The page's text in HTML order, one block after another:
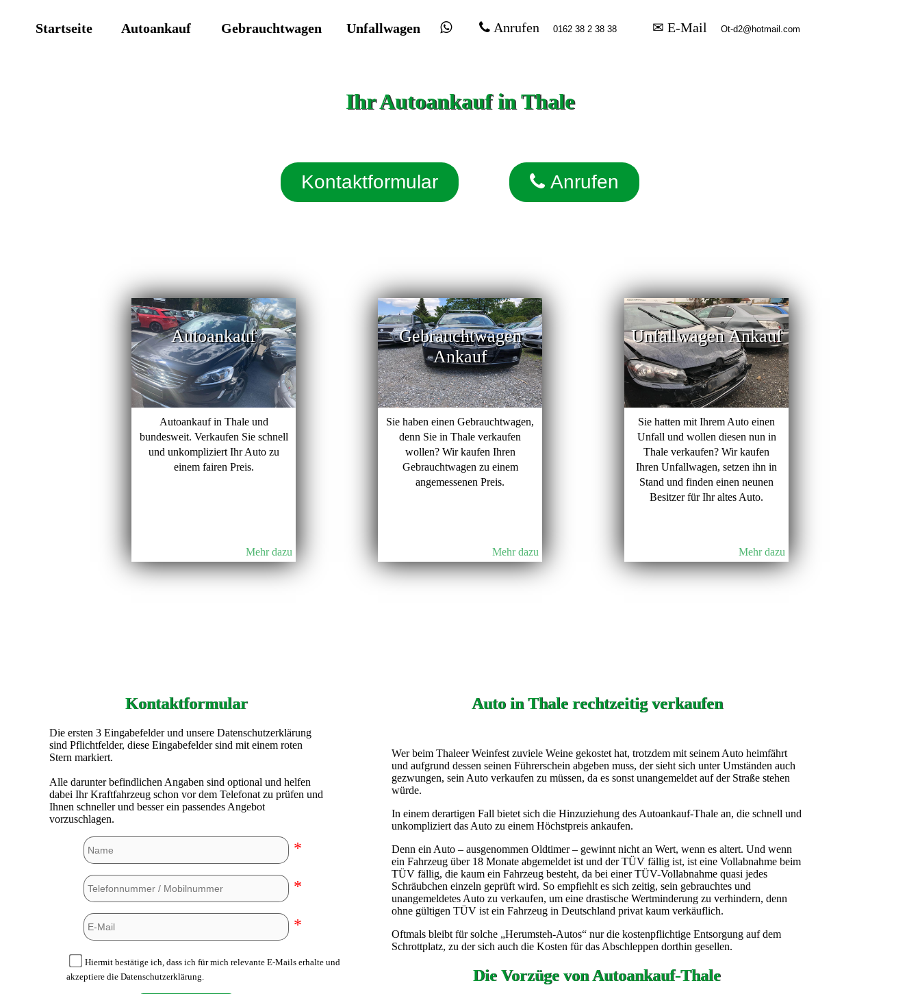
Startseite Autoankauf Gebrauchtwagen Unfallwagen Anrufen ✉ E-Mail
Ihr Autoankauf in Thale
Kontaktformular Anrufen
Autoankauf
Autoankauf in Thale und
bundesweit. Verkaufen Sie schnell
und unkompliziert Ihr Auto zu
einem fairen Preis.
Mehr dazu
Gebrauchtwagen
Ankauf
Sie haben einen Gebrauchtwagen,
denn Sie in Thale verkaufen
wollen? Wir kaufen Ihren
Gebrauchtwagen zu einem
angemessenen Preis.
Mehr dazu
Unfallwagen Ankauf
Sie hatten mit Ihrem Auto einen
Unfall und wollen diesen nun in
Thale verkaufen? Wir kaufen
Ihren Unfallwagen, setzen ihn in
Stand und finden einen neunen
Besitzer für Ihr altes Auto.
Mehr dazu
Kontaktformular
Die ersten 3 Eingabefelder und unsere Datenschutzerklärung
sind Pflichtfelder, diese Eingabefelder sind mit einem roten
Stern markiert.
Alle darunter befindlichen Angaben sind optional und helfen
dabei Ihr Kraftfahrzeug schon vor dem Telefonat zu prüfen und
Ihnen schneller und besser ein passendes Angebot
vorzuschlagen.
*
*
*
Hiermit bestätige ich, dass ich für mich relevante E-Mails erhalte und
akzeptiere die Datenschutzerklärung.
Auto in Thale rechtzeitig verkaufen
Wer beim Thaleer Weinfest zuviele Weine gekostet hat, trotzdem mit seinem Auto heimfährt
und aufgrund dessen seinen Führerschein abgeben muss, der sieht sich unter Umständen auch
gezwungen, sein Auto verkaufen zu müssen, da es sonst unangemeldet auf der Straße stehen
würde.
In einem derartigen Fall bietet sich die Hinzuziehung des Autoankauf-Thale an, die schnell und
unkompliziert das Auto zu einem Höchstpreis ankaufen.
Denn ein Auto – ausgenommen Oldtimer – gewinnt nicht an Wert, wenn es altert. Und wenn
ein Fahrzeug über 18 Monate abgemeldet ist und der TÜV fällig ist, ist eine Vollabnahme beim
TÜV fällig, die kaum ein Fahrzeug besteht, da bei einer TÜV-Vollabnahme quasi jedes
Schräubchen einzeln geprüft wird. So empfiehlt es sich zeitig, sein gebrauchtes und
unangemeldetes Auto zu verkaufen, um eine drastische Wertminderung zu verhindern, denn
ohne gültigen TÜV ist ein Fahrzeug in Deutschland privat kaum verkäuflich.
Oftmals bleibt für solche „Herumsteh-Autos“ nur die kostenpflichtige Entsorgung auf dem
Schrottplatz, zu der sich auch die Kosten für das Abschleppen dorthin gesellen.
Die Vorzüge von Autoankauf-Thale